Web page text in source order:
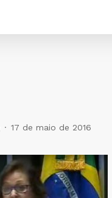
17 de maio de 2016